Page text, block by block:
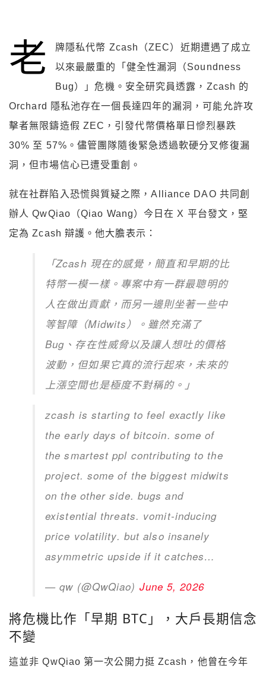
老
牌隱私代幣 Zcash（ZEC）近期遭遇了成立
以來最嚴重的「健全性漏洞（Soundness
Bug）」危機。安全研究員透露，Zcash 的
Orchard 隱私池存在一個長達四年的漏洞，可能允許攻
擊者無限鑄造假 ZEC，引發代幣價格單日慘烈暴跌
30% 至 57%。儘管團隊隨後緊急透過軟硬分叉修復漏
洞，但市場信心已遭受重創。
就在社群陷入恐慌與質疑之際，Alliance DAO 共同創
辦人 QwQiao（Qiao Wang）今日在 X 平台發文，堅
定為 Zcash 辯護。他大膽表示：
「Zcash 現在的感覺，簡直和早期的比
特幣一模一樣。專案中有一群最聰明的
人在做出貢獻，而另一邊則坐著一些中
等智障（Midwits）。雖然充滿了
Bug、存在性威脅以及讓人想吐的價格
波動，但如果它真的流行起來，未來的
上漲空間也是極度不對稱的。」
zcash is starting to feel exactly like
the early days of bitcoin. some of
the smartest ppl contributing to the
project. some of the biggest midwits
on the other side. bugs and
existential threats. vomit-inducing
price volatility. but also insanely
asymmetric upside if it catches…
— qw (@QwQiao) June 5, 2026
將危機比作「早期 BTC」，大戶長期信念
不變
這並非 QwQiao 第一次公開力挺 Zcash，他曾在今年